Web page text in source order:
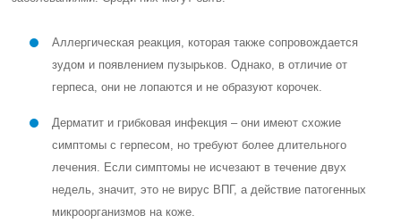
Аллергическая реакция, которая также сопровождается
зудом и появлением пузырьков. Однако, в отличие от
герпеса, они не лопаются и не образуют корочек.
Дерматит и грибковая инфекция – они имеют схожие
симптомы с герпесом, но требуют более длительного
лечения. Если симптомы не исчезают в течение двух
недель, значит, это не вирус ВПГ, а действие патогенных
микроорганизмов на коже.